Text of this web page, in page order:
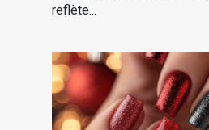
reflète...